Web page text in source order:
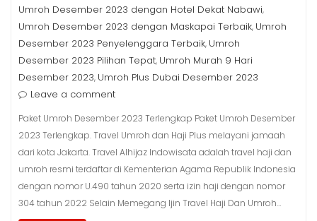
Umroh Desember 2023 dengan Hotel Dekat Nabawi,
Umroh Desember 2023 dengan Maskapai Terbaik, Umroh
Desember 2023 Penyelenggara Terbaik, Umroh
Desember 2023 Pilihan Tepat, Umroh Murah 9 Hari
Desember 2023, Umroh Plus Dubai Desember 2023
Leave a comment
Paket Umroh Desember 2023 Terlengkap Paket Umroh Desember
2023 Terlengkap. Travel Umroh dan Haji Plus melayani jamaah
dari kota Jakarta. Travel Alhijaz Indowisata adalah travel haji dan
umroh resmi terdaftar di Kementerian Agama Republik Indonesia
dengan nomor U.490 tahun 2020 serta izin haji dengan nomor
304 tahun 2022 Selain Memegang Ijin Travel Haji Dan Umroh…